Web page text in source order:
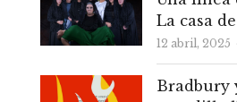
La casa
12 abril, 2025
Bradbury